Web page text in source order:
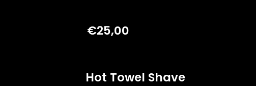
€25,00
Hot Towel Shave